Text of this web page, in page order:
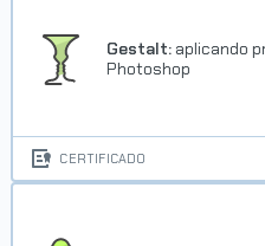
Gestalt: aplicando
Photoshop
CERTIFICADO